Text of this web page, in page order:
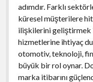
adımdır. Farklı
küresel müşterilere
ilişkilerini geliştirmek
hizmetlerine ihtiyaç
otomotiv, teknoloji,
büyük bir rol oynar.
marka itibarını